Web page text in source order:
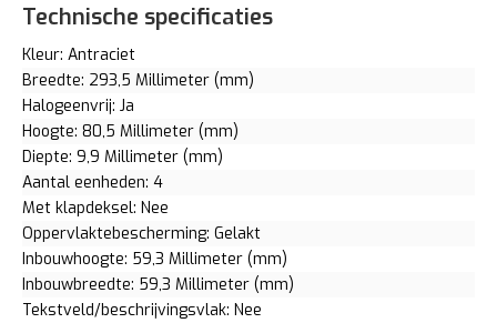
Technische specificaties
Kleur: Antraciet
Breedte: 293,5 Millimeter (mm)
Halogeenvrij: Ja
Hoogte: 80,5 Millimeter (mm)
Diepte: 9,9 Millimeter (mm)
Aantal eenheden: 4
Met klapdeksel: Nee
Oppervlaktebescherming: Gelakt
Inbouwhoogte: 59,3 Millimeter (mm)
Inbouwbreedte: 59,3 Millimeter (mm)
Tekstveld/beschrijvingsvlak: Nee